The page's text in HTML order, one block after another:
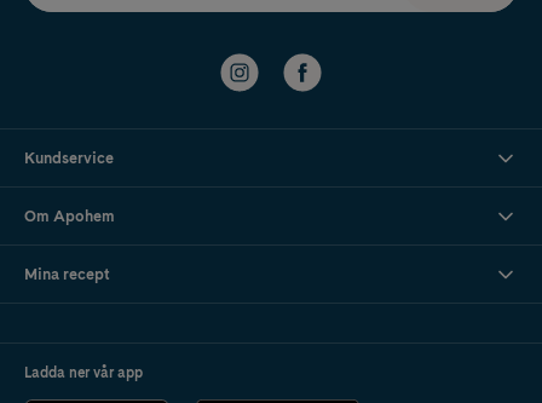
Kundservice
Om Apohem
Mina recept
Ladda ner vår app